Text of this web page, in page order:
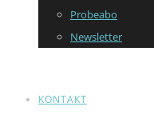
Probeabo
Newsletter
KONTAKT